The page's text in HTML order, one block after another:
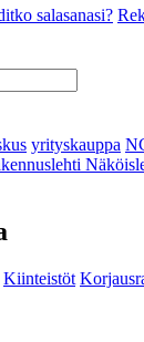
salasanasi?
yrityskauppa
Kiinteistöt